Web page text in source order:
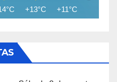
+13°C +11°C